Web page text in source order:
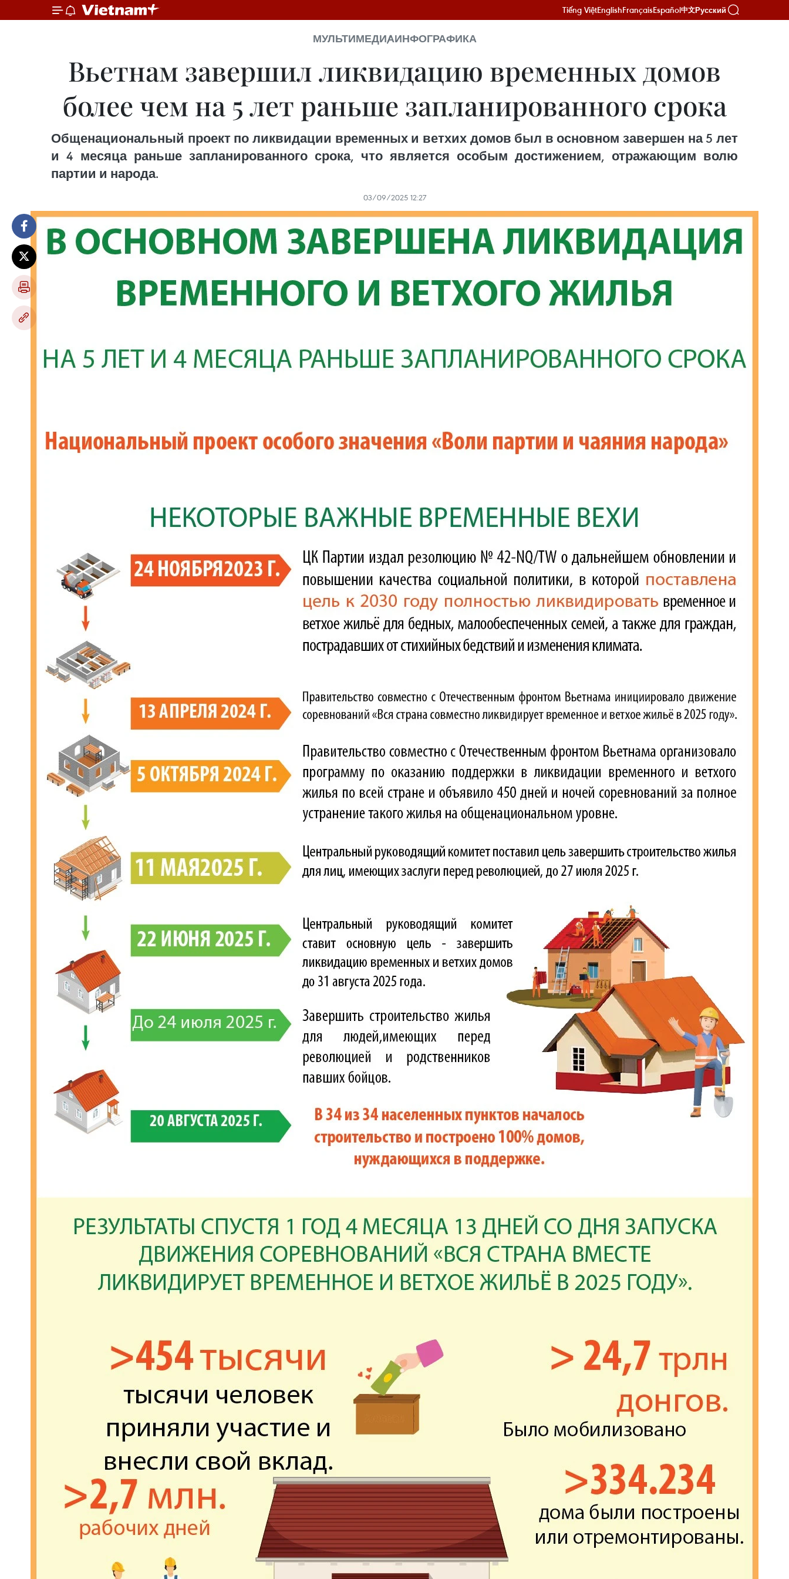
Tiếng ViệtEnglishFrançaisEspañol中文Русский
МУЛЬТИМЕДИАИНФОГРАФИКА
Вьетнам завершил ликвидацию временных домов
более чем на 5 лет раньше запланированного срока
Общенациональный проект по ликвидации временных и ветхих домов был в основном завершен на 5 лет
и 4 месяца раньше запланированного срока, что является особым достижением, отражающим волю
партии и народа.
03/09/2025 12:27